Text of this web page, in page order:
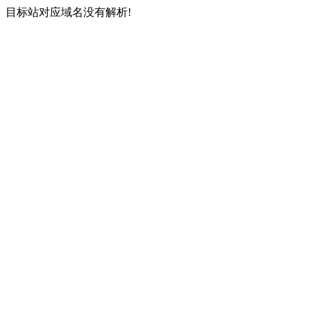
目标站对应域名没有解析!